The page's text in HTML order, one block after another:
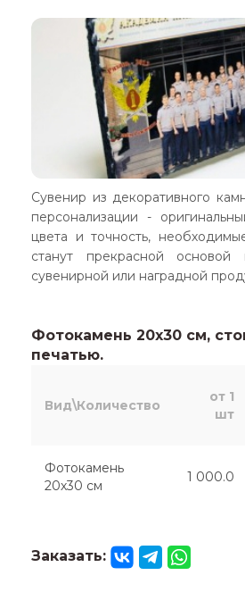
Сувенир из декоративного
персонализации -
цвета и точность,
станут прекрасной
сувенирной или наградной
Фотокамень 20х30 см,
печатью.
Вид\Количество
от 1
шт
Фотокамень
20х30 см
1 000.0
Заказать: